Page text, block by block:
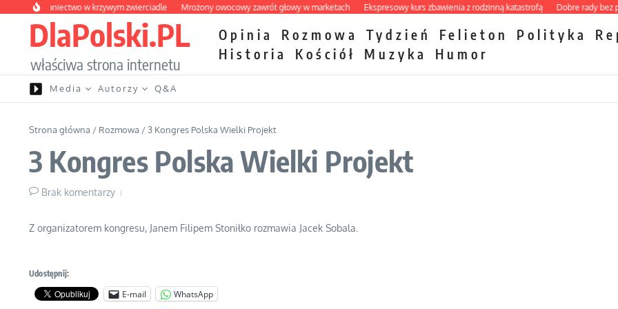
Przejdź do treści
wybraniectwo w krzywym zwierciadle Mrożony owocowy zawrót głowy w marketach Ekspresowy kurs zbawienia z rodzinną katastrofą Dobre rady bez
DlaPolski.PL
właściwa strona internetu
Opinia Rozmowa Tydzień Felieton Polityka
Historia
Kościół Muzyka Humor
Media Autorzy Q&A
Strona główna / Rozmowa / 3 Kongres Polska Wielki Projekt
3 Kongres Polska Wielki Projekt
Brak komentarzy
Z organizatorem kongresu, Janem Filipem Stoniłko rozmawia Jacek Sobala.
Udostępnij:
E-mail WhatsApp